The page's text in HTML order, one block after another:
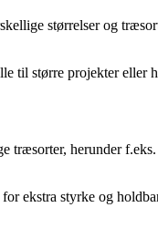
størrelser og
til større projekter eller
herunder
ekstra styrke og